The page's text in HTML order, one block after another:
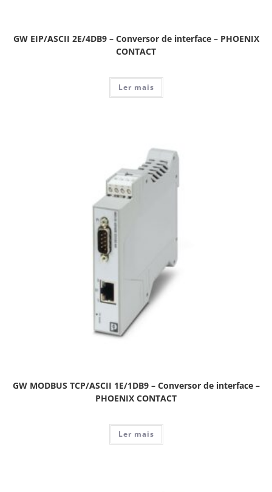
GW EIP/ASCII 2E/4DB9 – Conversor de interface – PHOENIX
CONTACT
Ler mais
GW MODBUS TCP/ASCII 1E/1DB9 – Conversor de interface –
PHOENIX CONTACT
Ler mais